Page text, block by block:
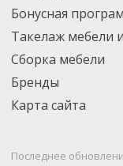
Бонусная
Такелаж мебели
Сборка мебели
Бренды
Карта сайта
Последнее